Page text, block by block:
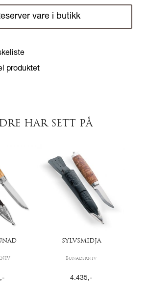
vare i butikk
produktet
HAR SETT PÅ
,-
SYLVSMIDJA
Bunadskniv
4.435,-